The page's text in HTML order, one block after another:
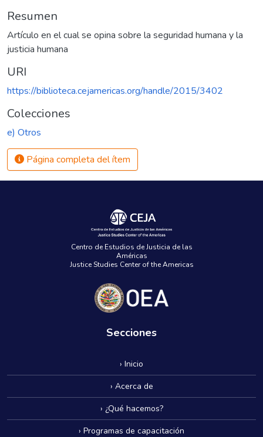
Resumen
Artículo en el cual se opina sobre la seguridad humana y la
justicia humana
URI
https://biblioteca.cejamericas.org/handle/2015/3402
Colecciones
e) Otros
Página completa del ítem
Centro de Estudios de Justicia de las
Américas
Justice Studies Center of the Americas
Secciones
› Inicio
› Acerca de
› ¿Qué hacemos?
› Programas de capacitación